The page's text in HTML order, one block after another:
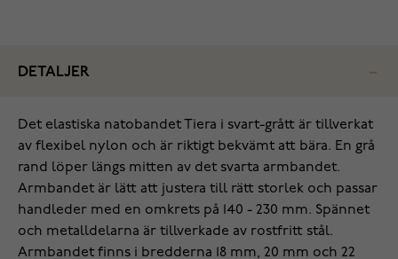
DETALJER
Det elastiska natobandet Tiera i svart-grått är tillverkat
av flexibel nylon och är riktigt bekvämt att bära. En grå
rand löper längs mitten av det svarta armbandet.
Armbandet är lätt att justera till rätt storlek och passar
handleder med en omkrets på 140 - 230 mm. Spännet
och metalldelarna är tillverkade av rostfritt stål.
Armbandet finns i bredderna 18 mm, 20 mm och 22